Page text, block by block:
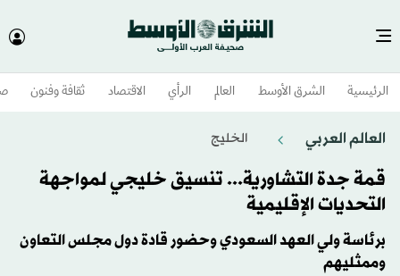
الرئيسية الشرق الأوسط​ العالم الرأي الاقتصاد ثقافة وفنون
العالم العربي الخليج
قمة جدة التشاورية... تنسيق خليجي لمواجهة
التحديات الإقليمية
برئاسة ولي العهد السعودي وحضور قادة دول مجلس التعاون
وممثليهم